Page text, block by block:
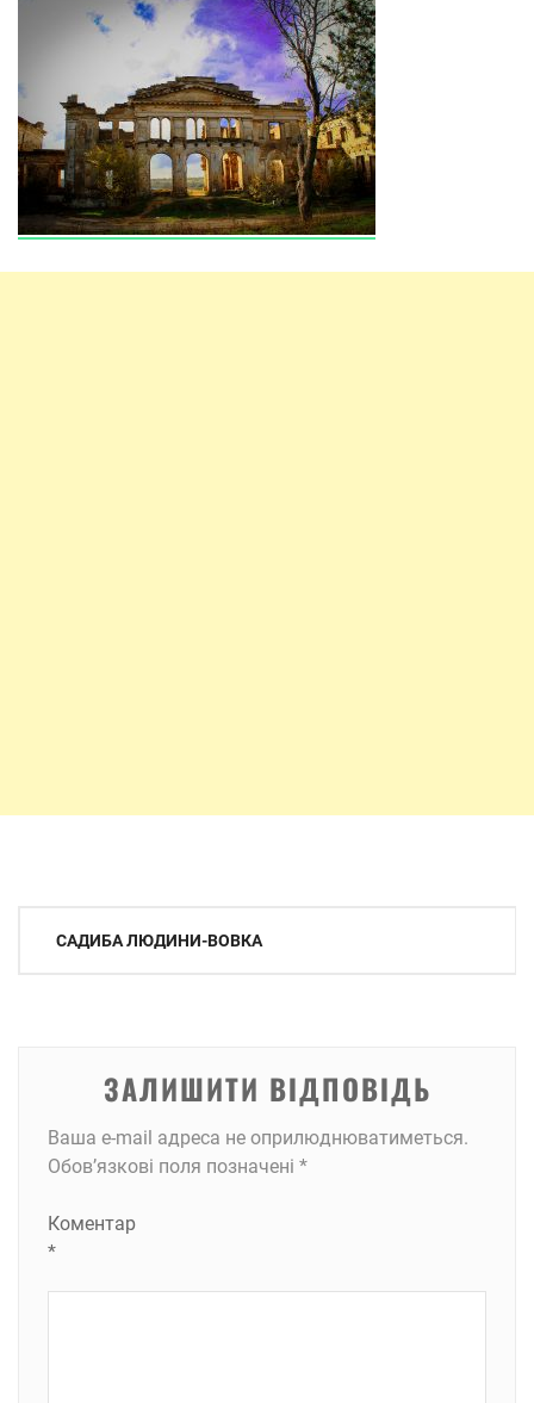
Навігація
САДИБА ЛЮДИНИ-ВОВКА
ЗАЛИШИТИ ВІДПОВІДЬ
Ваша e-mail адреса не оприлюднюватиметься.
Обов’язкові поля позначені *
Коментар
*